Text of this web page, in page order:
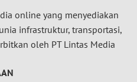
online yang menyediakan
infrastruktur, transportasi,
oleh PT Lintas Media